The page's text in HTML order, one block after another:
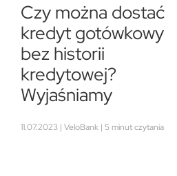
Czy można dostać
kredyt gotówkowy
bez historii
kredytowej?
Wyjaśniamy
11.07.2023 | VeloBank | 5 minut czytania